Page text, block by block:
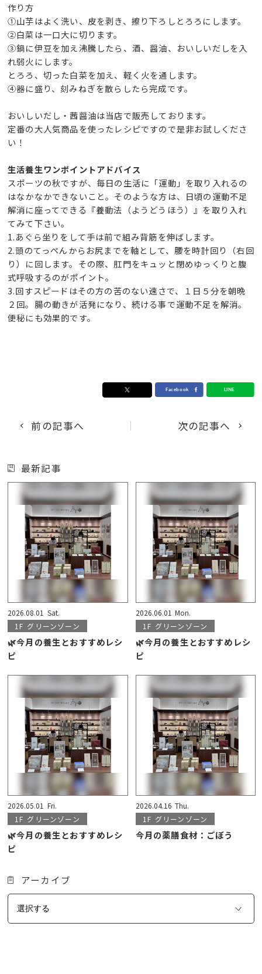
作り方
①山芋はよく洗い、皮を剥き、擦り下ろしとろろにします。
②白菜は一口大に切ります。
③鍋に伊豆を加え沸騰したら、酒、醤油、おいしいだしを入
れ弱火にします。
とろろ、切った白菜を加え、軽く火を通します。
④器に盛り、刻みねぎを散らしたら完成です。
おいしいだし・茜醤油は当店で販売しております。
定番の大人気商品を使ったレシピですので是非お試しくださ
い！
生活養生ワンポイントアドバイス
スポーツの秋ですが、毎日の生活に「運動」を取り入れるの
はなかなかできないこと。そのような方は、日頃の運動不足
解消に座ってできる『養動法（ようどうほう）』を取り入れ
てみて下さい。
1.あぐら坐りをして手は前で組み背筋を伸ばします。
2.頭のてっぺんからお尻までを軸として、腰を時計回り（右回
り）に回します。その際、肛門をキュッと閉めゆっくりと腹
式呼吸するのがポイント。
3.回すスピードはその方の苦のない速さで、１日５分を朝晩
２回。腸の動きが活発になり、続ける事で運動不足を解消。
便秘にも効果的です。
前の記事へ 次の記事へ
最新記事
2026.08.01 Sat.
1F グリーンゾーン
🌿今月の養生とおすすめレシ
ピ
2026.06.01 Mon.
1F グリーンゾーン
🌿今月の養生とおすすめレシ
ピ
2026.05.01 Fri.
1F グリーンゾーン
🌿今月の養生とおすすめレシ
ピ
2026.04.16 Thu.
1F グリーンゾーン
今月の薬膳食材：ごぼう
アーカイブ